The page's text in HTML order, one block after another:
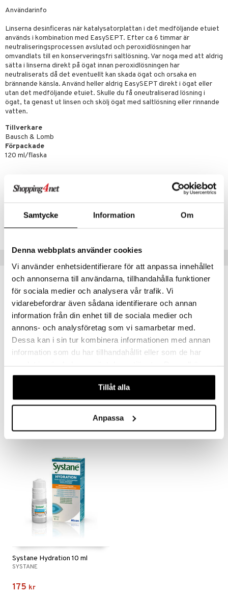
Samtycke Information Om
Denna webbplats använder cookies
Vi använder enhetsidentifierare för att anpassa innehållet
och annonserna till användarna, tillhandahålla funktioner
för sociala medier och analysera vår trafik. Vi
vidarebefordrar även sådana identifierare och annan
information från din enhet till de sociala medier och
annons- och analysföretag som vi samarbetar med.
Dessa kan i sin tur kombinera informationen med annan
information som du har tillhandahållit eller som de har
våra cookies vid fortsatt användande av vår webbplats.
Tillåt alla
Anpassa
Användarinfo
Linserna desinficeras när katalysatorplattan i det medföljande etuiet
används i kombination med EasySEPT. Efter ca 6 timmar är
neutraliseringsprocessen avslutad och peroxidlösningen har
omvandlats till en konserveringsfri saltlösning. Var noga med att aldrig
sätta i linserna direkt på ögat innan peroxidlösningen har
neutraliserats då det eventuellt kan skada ögat och orsaka en
brännande känsla. Använd heller aldrig EasySEPT direkt i ögat eller
utan det medföljande etuiet. Skulle du få oneutraliserad lösning i
ögat, ta genast ut linsen och skölj ögat med saltlösning eller rinnande
vatten.
Tillverkare
Bausch & Lomb
Förpackade
120 ml/flaska
Artikelnr
Lägsta pris senaste 30 dagarna: 59 kr
ReNu Multipurpose 360 ml
79 kr
Systane Hydration 10 ml
SYSTANE
175 kr